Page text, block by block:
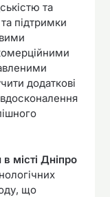
та
підтримки
додаткові
місті Дніпро
що